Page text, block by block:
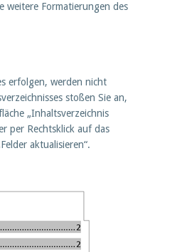
weitere Formatierungen des
erfolgen, werden nicht
stoßen Sie an,
„Inhaltsverzeichnis
per Rechtsklick auf das
aktualisieren“.